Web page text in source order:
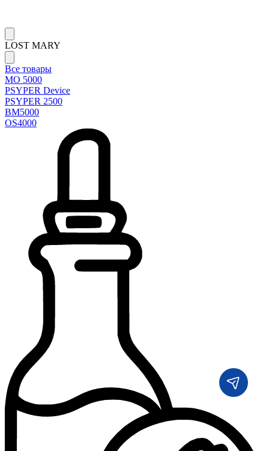
LOST MARY
Все товары
MO 5000
PSYPER Device
PSYPER 2500
BM5000
OS4000